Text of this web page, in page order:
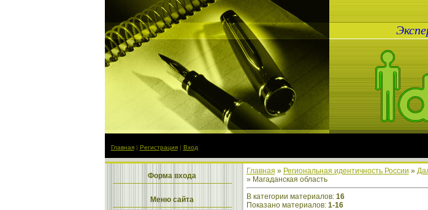
Главная| Регистрация| Вход
Форма входа
Меню сайта
Главная » Региональная идентичность России »
» Магаданская область
В категории материалов: 16
Показано материалов: 1-16